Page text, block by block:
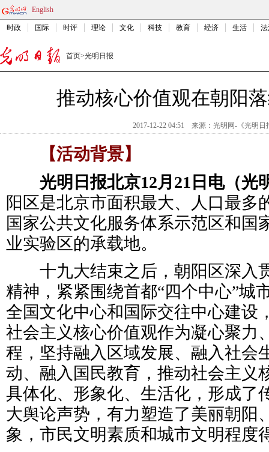
English
时政 国际 时评 理论 文化 科技 教育 经济 生活
首页>光明日报
推动核心价值观在朝阳
2017-12-22 04:51 来源： 光明网-《光明日
【活动背景】
光明日报北京12月21日电（光
阳区是北京市面积最大、人口最多
国家公共文化服务体系示范区和国
业实验区的承载地。
十九大结束之后，朝阳区深入
精神，紧紧围绕首都“四个中心”城
全国文化中心和国际交往中心建设
社会主义核心价值观作为凝心聚力
程，坚持融入区域发展、融入社会
动、融入国民教育，推动社会主义
具体化、形象化、生活化，形成了
大舆论声势，有力塑造了美丽朝阳
象，市民文明素质和城市文明程度